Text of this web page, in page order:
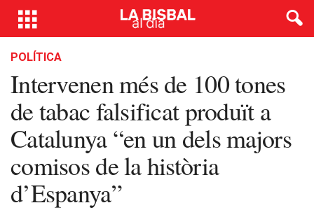
POLÍTICA
Intervenen més de 100 tones
de tabac falsificat produït a
Catalunya “en un dels majors
comisos de la història
d’Espanya”